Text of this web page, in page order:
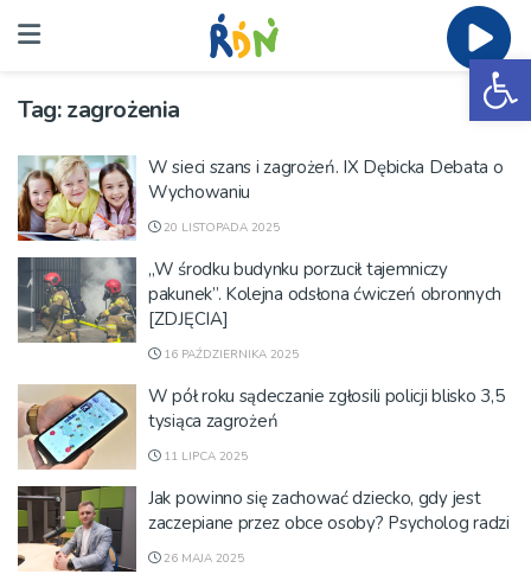
Tag:zagrożenia
W sieci szans i zagrożeń. IX Dębicka Debata o
Wychowaniu
20 LISTOPADA 2025
„W środku budynku porzucił tajemniczy
pakunek”. Kolejna odsłona ćwiczeń obronnych
[ZDJĘCIA]
16 PAŹDZIERNIKA 2025
W pół roku sądeczanie zgłosili policji blisko 3,5
tysiąca zagrożeń
11 LIPCA 2025
Jak powinno się zachować dziecko, gdy jest
zaczepiane przez obce osoby? Psycholog radzi
26 MAJA 2025